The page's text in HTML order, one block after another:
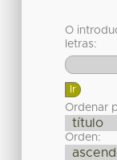
O
letras:
Ordenar
Orden: